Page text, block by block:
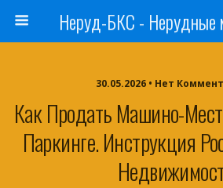
Неруд-БКС - Нерудные
30.05.2026 • Нет
Как Продать Машино-
Паркинге. Инструкция